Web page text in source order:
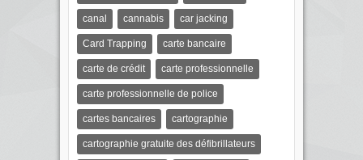
canal cannabis car jacking
Card Trapping carte bancaire
carte de crédit carte professionnelle
carte professionnelle de police
cartes bancaires cartographie
cartographie gratuite des défibrillateurs